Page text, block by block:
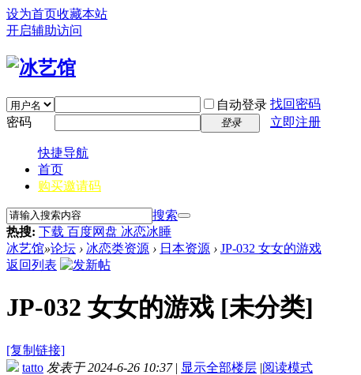
设为首页收藏本站
开启辅助访问
自动登录 找回密码
密码
登录 立即注册
快捷导航
首页
购买邀请码
搜索
热搜: 下载 百度网盘 冰恋冰睡
冰艺馆»论坛 › 冰恋类资源 › 日本资源 › JP-032 女女的游戏
返回列表
JP-032 女女的游戏 [未分类]
[复制链接]
tatto 发表于 2024-6-26 10:37 | 显示全部楼层 |阅读模式